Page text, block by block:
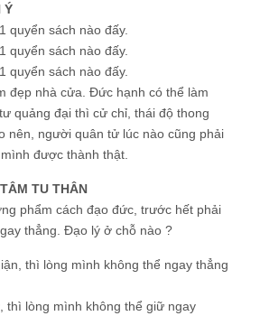
Ý
quyển sách nào đấy.
quyển sách nào đấy.
quyển sách nào đấy.
đẹp nhà cửa. Đức hạnh có thể làm
quảng đại thì cử chỉ, thái độ thong
nên, người quân tử lúc nào cũng phải
được thành thật.
TU THÂN
phẩm cách đạo đức, trước hết phải
thẳng. Đạo lý ở chỗ nào ?
thì lòng mình không thể ngay thẳng
thì lòng mình không thể giữ ngay